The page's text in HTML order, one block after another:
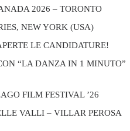
2026 – TORONTO
NEW YORK (USA)
LE CANDIDATURE!
“LA DANZA IN 1 MINUTO”
FILM FESTIVAL ’26
VALLI – VILLAR PEROSA